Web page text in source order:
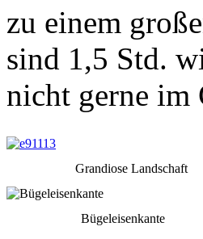
zu einem
sind 1,5 Std.
nicht gerne im
Grandiose Landschaft
Bügeleisenkante